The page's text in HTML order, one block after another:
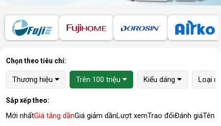
Chọn theo tiêu chí:
Thương hiệu Trên 100 triệu Kiểu dáng Loại
Sắp xếp theo:
Mới nhấtGiá tăng dầnGiá giảm dầnLượt xemTrao đổiĐánh giáTên